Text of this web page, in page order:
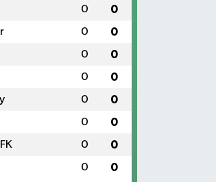
0 0
0 0
0 0
0 0
0 0
0 0
0 0
0 0